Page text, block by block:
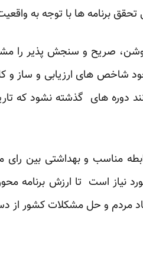
برنامه ها با توجه به
روشن، صریح و سنجش پذیر را
شاخص های ارزیابی و ساز
دوره های گذشته نشود که
مناسب و بهداشتی بین
نیاز است تا ارزش برنامه
مردم و حل مشکلات کشور